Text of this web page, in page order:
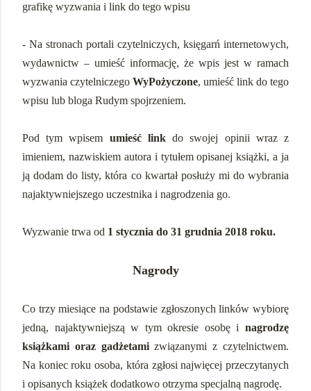
grafikę wyzwania i link do tego wpisu
- Na stronach portali czytelniczych, księgarń internetowych,
wydawnictw – umieść informację, że wpis jest w ramach
wyzwania czytelniczego WyPożyczone, umieść link do tego
wpisu lub bloga Rudym spojrzeniem.
Pod tym wpisem umieść linkdo swojej opinii wraz z
imieniem, nazwiskiem autora i tytułem opisanej książki, a ja
ją dodam do listy, która co kwartał posłuży mi do wybrania
najaktywniejszego uczestnika i nagrodzenia go.
Wyzwanie trwa od 1 stycznia do 31 grudnia 2018 roku.
Nagrody
Co trzy miesiące na podstawie zgłoszonych linków wybiorę
jedną, najaktywniejszą w tym okresie osobę i nagrodzę
książkami oraz gadżetamizwiązanymi z czytelnictwem.
Na koniec rokuosoba, która zgłosi najwięcej przeczytanych
i opisanych książek dodatkowo otrzyma specjalną nagrodę.